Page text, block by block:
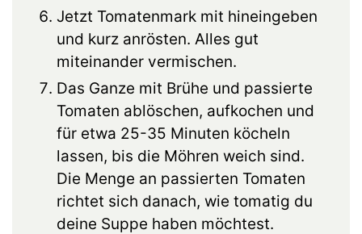
Jetzt Tomatenmark mit hineingeben
und kurz anrösten. Alles gut
miteinander vermischen.
Das Ganze mit Brühe und passierte
Tomaten ablöschen, aufkochen und
für etwa 25-35 Minuten köcheln
lassen, bis die Möhren weich sind.
Die Menge an passierten Tomaten
richtet sich danach, wie tomatig du
deine Suppe haben möchtest.